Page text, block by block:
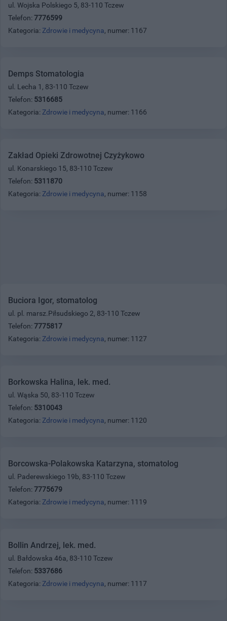
ul. Wojska Polskiego 5, 83-110 Tczew
Telefon: 7776599
Kategoria: Zdrowie i medycyna, numer: 1167
Demps Stomatologia
ul. Lecha 1, 83-110 Tczew
Telefon: 5316685
Kategoria: Zdrowie i medycyna, numer: 1166
Zakład Opieki Zdrowotnej Czyżykowo
ul. Konarskiego 15, 83-110 Tczew
Telefon: 5311870
Kategoria: Zdrowie i medycyna, numer: 1158
Buciora Igor, stomatolog
ul. pl. marsz.Piłsudskiego 2, 83-110 Tczew
Telefon: 7775817
Kategoria: Zdrowie i medycyna, numer: 1127
Borkowska Halina, lek. med.
ul. Wąska 50, 83-110 Tczew
Telefon: 5310043
Kategoria: Zdrowie i medycyna, numer: 1120
Borcowska-Polakowska Katarzyna, stomatolog
ul. Paderewskiego 19b, 83-110 Tczew
Telefon: 7775679
Kategoria: Zdrowie i medycyna, numer: 1119
Bollin Andrzej, lek. med.
ul. Bałdowska 46a, 83-110 Tczew
Telefon: 5337686
Kategoria: Zdrowie i medycyna, numer: 1117